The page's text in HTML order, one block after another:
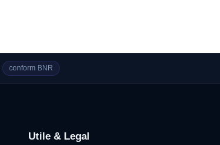
conform BNR
Utile & Legal